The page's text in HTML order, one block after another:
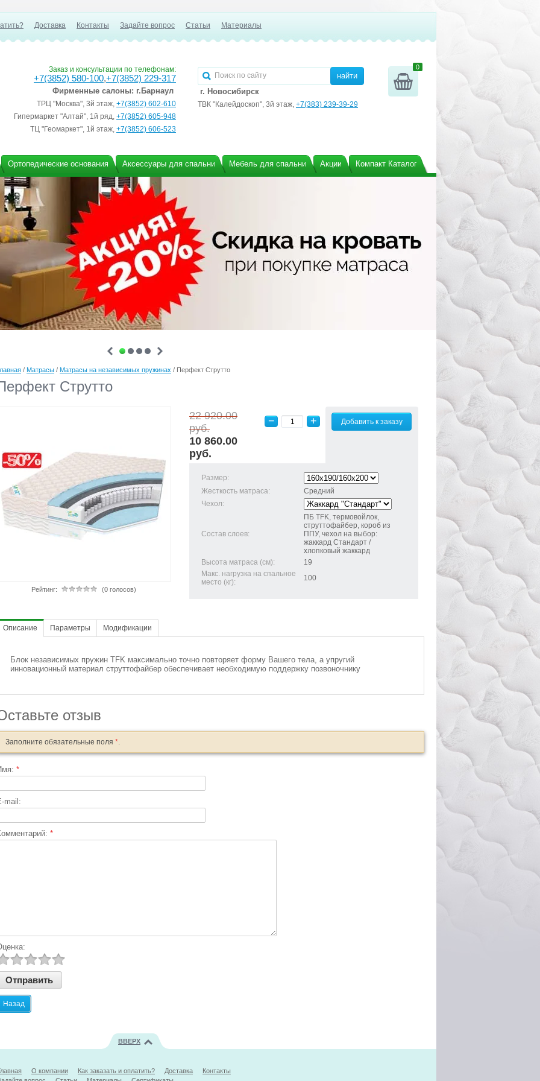
Доставка Контакты Задайте вопрос Статьи Материалы
Заказ и консультации по телефонам:
+7(3852) 580-100,+7(3852) 229-317
Фирменные салоны: г.Барнаул
ТРЦ "Москва", 3й этаж, +7(3852) 602-610
Гипермаркет "Алтай", 1й ряд, +7(3852) 605-948
ТЦ "Геомаркет", 1й этаж, +7(3852) 606-523
0
г. Новосибирск
ТВК "Калейдоскоп", 3й этаж, +7(383) 239-39-29
Ортопедические основания Аксессуары для спальни Мебель для спальни Акции Компакт Каталог
/ Матрасы / Матрасы на независимых пружинах / Перфект Струтто
Струтто
Рейтинг: (0 голосов)
22 920.00
руб.
10 860.00
руб.
− + Добавить к заказу
Размер:
Жесткость матраса:
Средний
Чехол:
Состав слоев:
ПБ TFK, термовойлок,
струттофайбер, короб из
ППУ, чехол на выбор:
жаккард Стандарт /
хлопковый жаккард
Высота матраса (см):
19
Макс. нагрузка на спальное
место (кг):
100
Описание Параметры Модификации
Блок независимых пружин TFK максимально точно повторяет форму Вашего тела, а упругий
инновационный материал струттофайбер обеспечивает необходимую поддержку позвоночнику
отзыв
Заполните обязательные поля *.
*
mail:
*
Назад
ВВЕРХ
О компании Как заказать и оплатить? Доставка
Контакты